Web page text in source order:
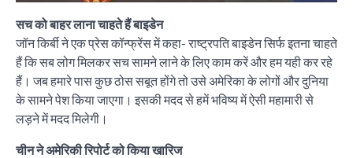
सच को बाहर लाना चाहते हैं बाइडेन
जॉन किर्बी ने एक प्रेस कॉन्फ्रेंस में कहा- राष्ट्रपति बाइडेन सिर्फ इतना चाहते
हैं कि सब लोग मिलकर सच सामने लाने के लिए काम करें और हम यही कर रहे
हैं। जब हमारे पास कुछ ठोस सबूत होंगे तो उसे अमेरिका के लोगों और दुनिया
के सामने पेश किया जाएगा। इसकी मदद से हमें भविष्य में ऐसी महामारी से
लड़ने में मदद मिलेगी।
चीन ने अमेरिकी रिपोर्ट को किया खारिज